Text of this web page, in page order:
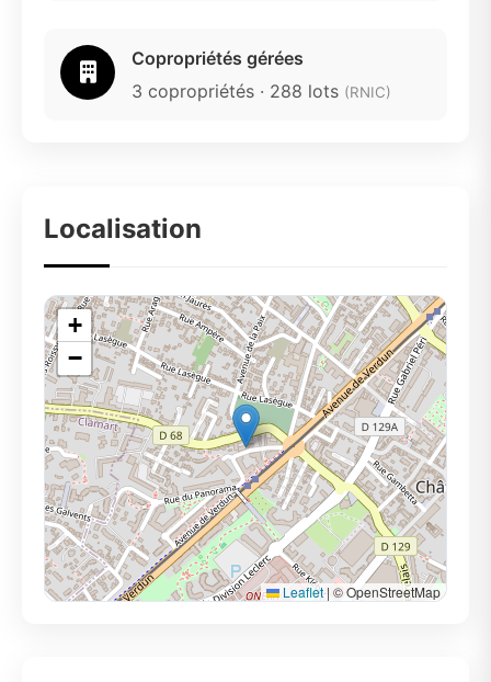
Copropriétés gérées
3 copropriétés · 288 lots (RNIC)
Localisation
+
−
Leaflet | © OpenStreetMap